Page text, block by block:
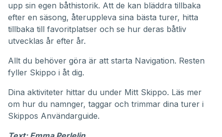
upp sin egen båthistorik. Att de kan bläddra tillbaka
efter en säsong, återuppleva sina bästa turer, hitta
tillbaka till favoritplatser och se hur deras båtliv
utvecklas år efter år.
Allt du behöver göra är att starta Navigation. Resten
fyller Skippo i åt dig.
Dina aktiviteter hittar du under Mitt Skippo. Läs mer
om hur du namnger, taggar och trimmar dina turer i
Skippos Användarguide.